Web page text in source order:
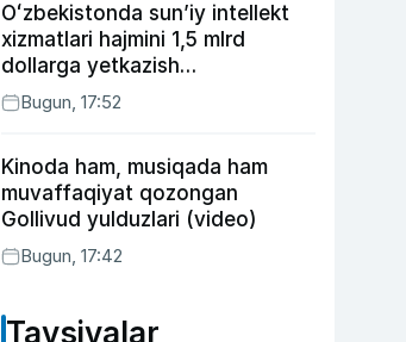
Oʻzbekistonda sunʼiy intellekt
xizmatlari hajmini 1,5 mlrd
dollarga yetkazish
rejalashtirilmoqda
Bugun, 17:52
Kinoda ham, musiqada ham
muvaffaqiyat qozongan
Gollivud yulduzlari (video)
Bugun, 17:42
Tavsiyalar